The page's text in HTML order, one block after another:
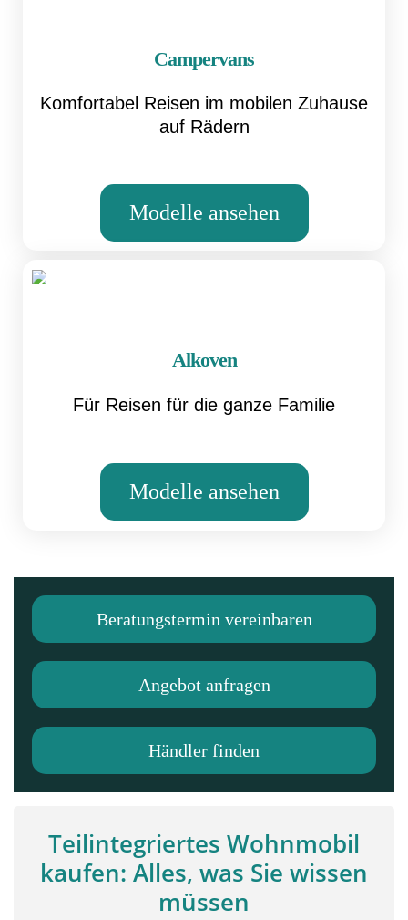
Campervans
Komfortabel Reisen im mobilen Zuhause
auf Rädern
Modelle ansehen
Alkoven
Für Reisen für die ganze Familie
Modelle ansehen
Beratungstermin vereinbaren
Angebot anfragen
Händler finden
Teilintegriertes Wohnmobil
kaufen: Alles, was Sie wissen
müssen